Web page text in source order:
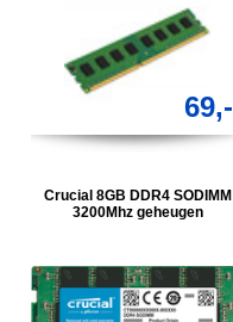
69,-
Crucial 8GB DDR4 SODIMM
3200Mhz geheugen